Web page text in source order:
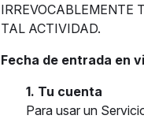
IRREVOCABLEMENTE
TAL ACTIVIDAD.
Fecha de entrada en
1. Tu cuenta
Para usar un